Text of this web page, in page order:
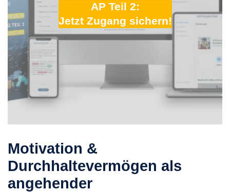
AP Teil 2:
Jetzt Zugang sichern!
Motivation &
Durchhaltevermögen als
angehender